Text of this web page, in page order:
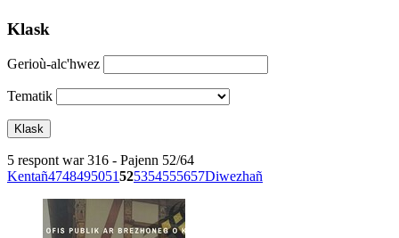
Klask
Gerioù-alc'hwez
Tematik
5 respont war 316 - Pajenn 52/64
Kentañ4748495051525354555657Diwezhañ